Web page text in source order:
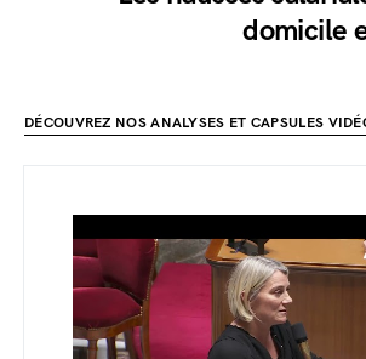
domicile
DÉCOUVREZ NOS ANALYSES ET CAPSULES